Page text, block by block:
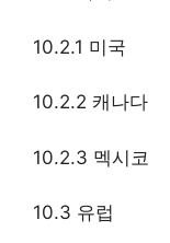
10.2.1 미국
10.2.2 캐나다
10.2.3 멕시코
10.3 유럽